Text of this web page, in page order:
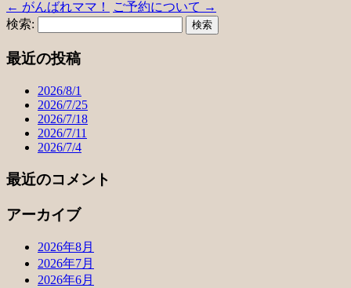
← がんばれママ！ ご予約について →
検索:
最近の投稿
2026/8/1
2026/7/25
2026/7/18
2026/7/11
2026/7/4
最近のコメント
アーカイブ
2026年8月
2026年7月
2026年6月